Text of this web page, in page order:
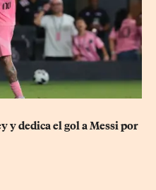
y dedica el gol a Messi por